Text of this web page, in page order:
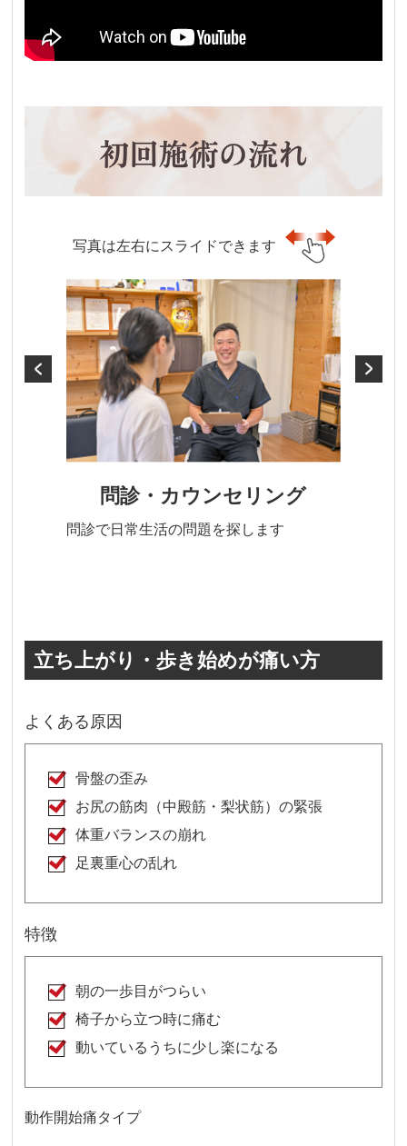
写真は左右にスライドできます
問診・カウンセリング
問診で日常生活の問題を探します
立ち上がり・歩き始めが痛い方
よくある原因
骨盤の歪み
お尻の筋肉（中殿筋・梨状筋）の緊張
体重バランスの崩れ
足裏重心の乱れ
特徴
朝の一歩目がつらい
椅子から立つ時に痛む
動いているうちに少し楽になる
動作開始痛タイプ